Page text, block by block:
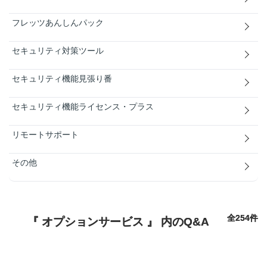
フレッツあんしんパック
セキュリティ対策ツール
セキュリティ機能見張り番
セキュリティ機能ライセンス・プラス
リモートサポート
その他
『 オプションサービス 』 内のQ&A 全254件